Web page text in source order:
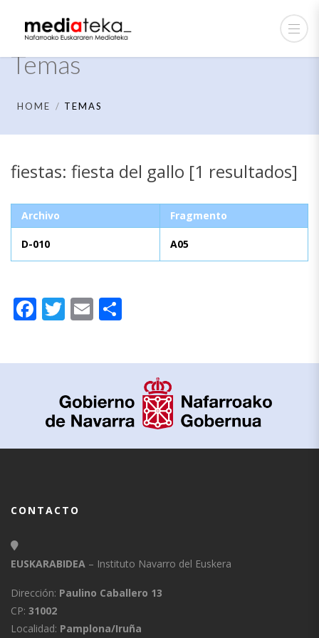
Temas
HOME TEMAS
fiestas: fiesta del gallo [1 resultados]
Archivo Fragmento
D-010 A05
Facebook
Twitter
Email
CONTACTO
EUSKARABIDEA – Instituto Navarro del Euskera
Dirección: Paulino Caballero 13
CP: 31002
Localidad: Pamplona/Iruña